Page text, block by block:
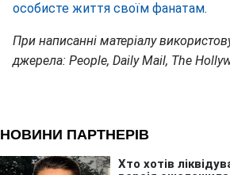
особисте життя своїм фанатам.
При написанні матеріалу
джерела: People, Daily Mail, The